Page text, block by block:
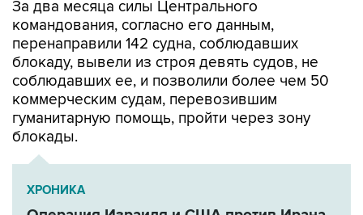
перенаправили 142 судна, соблюдавших
блокаду, вывели из строя девять судов, не
соблюдавших ее, и позволили более чем 50
коммерческим судам, перевозившим
гуманитарную помощь, пройти через зону
блокады.
ХРОНИКА
Операция Израиля и США против Ирана